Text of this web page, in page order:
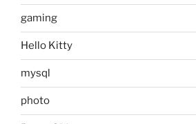
gaming
Hello Kitty
mysql
photo